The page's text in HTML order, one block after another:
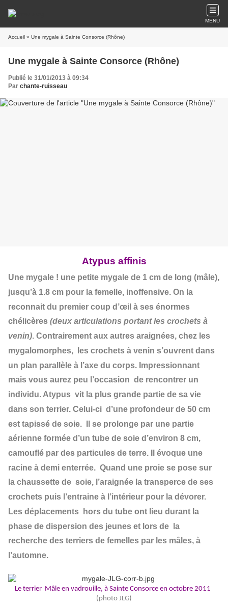
MENU
Accueil » Une mygale à Sainte Consorce (Rhône)
Une mygale à Sainte Consorce (Rhône)
Publié le 31/01/2013 à 09:34
Par chante-ruisseau
Atypus affinis
Une mygale ! une petite mygale de 1 cm de long (mâle),
jusqu’à 1.8 cm pour la femelle, inoffensive. On la
reconnait du premier coup d’œil à ses énormes
chélicères (deux articulations portant les crochets à
venin). Contrairement aux autres araignées, chez les
mygalomorphes, les crochets à venin s’ouvrent dans
un plan parallèle à l’axe du corps. Impressionnant
mais vous aurez peu l’occasion de rencontrer un
individu. Atypus vit la plus grande partie de sa vie
dans son terrier. Celui-ci d’une profondeur de 50 cm
est tapissé de soie. Il se prolonge par une partie
aérienne formée d’un tube de soie d’environ 8 cm,
camouflé par des particules de terre. Il évoque une
racine à demi enterrée. Quand une proie se pose sur
la chaussette de soie, l’araignée la transperce de ses
crochets puis l’entraine à l’intérieur pour la dévorer.
Les déplacements hors du tube ont lieu durant la
phase de dispersion des jeunes et lors de la
recherche des terriers de femelles par les mâles, à
l’automne.
Le terrier Mâle en vadrouille, à Sainte Consorce en octobre 2011
(photo JLG)